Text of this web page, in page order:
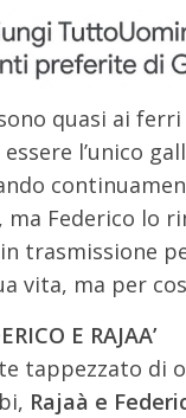
quasi ai
l’unico
Federico lo
trasmissione
vita, ma per
E RAJAA’
tappezzato di
Rajaà e